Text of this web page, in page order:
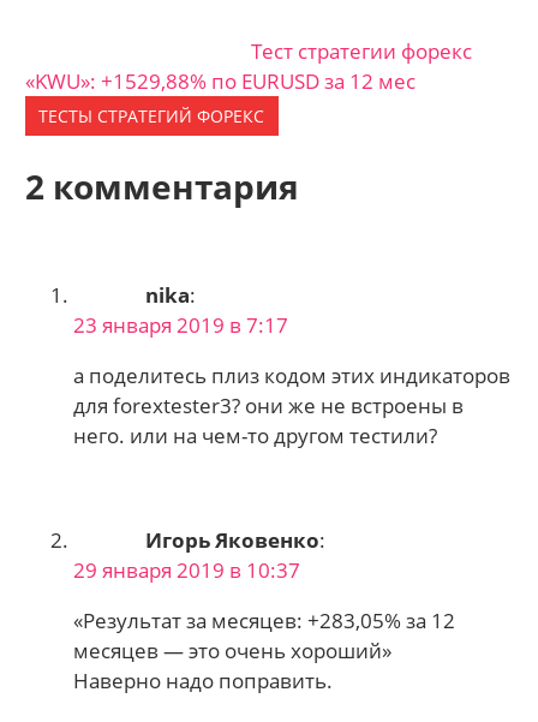
Тест стратегии форекс
«KWU»: +1529,88% по EURUSD за 12 мес
ТЕСТЫ СТРАТЕГИЙ ФОРЕКС
2 комментария
nika:
23 января 2019 в 7:17
а поделитесь плиз кодом этих индикаторов
для forextester3? они же не встроены в
него. или на чем-то другом тестили?
Игорь Яковенко:
29 января 2019 в 10:37
«Результат за месяцев: +283,05% за 12
месяцев — это очень хороший»
Наверно надо поправить.